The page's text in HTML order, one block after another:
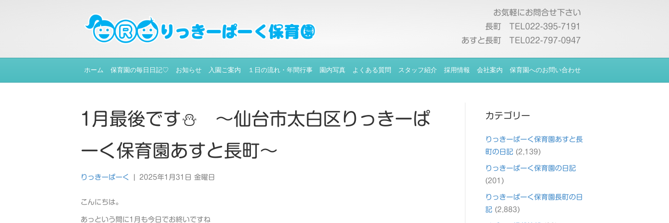
お気軽にお問合せ下さい
長町 TEL022-395-7191
あすと長町 TEL022-797-0947
ホーム 保育園の毎日日記♡ お知らせ 入園ご案内 １日の流れ・年間行事 園内写真 よくある質問 スタッフ紹介 採用情報 会社案内 保育園へのお問い合わせ
1月最後です⛄ ～仙台市太白区りっきーぱ
ーく保育園あすと長町～
りっきーぱーく 2025年1月31日 金曜日
こんにちは。
あっという間に1月も今日でお終いですね
カテゴリー
りっきーぱーく保育園あすと長
町の日記(2,139)
りっきーぱーく保育園の日記
(201)
りっきーぱーく保育園長町の日
記(2,883)